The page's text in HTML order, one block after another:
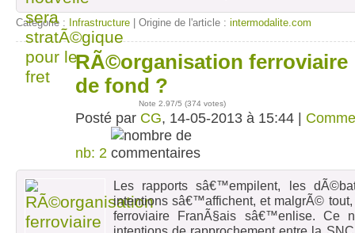
Catégorie : Infrastructure | Origine de l'article : intermodalite.com
14
mai
RÃ©organisation ferroviaire
de fond ?
Note 2.97/5 (374 votes)
Posté par CG, 14-05-2013 à 15:44 |
nb: 2
Les rapports sâ€™empilent, les
intentions sâ€™affichent, et malgrÃ© tout,
ferroviaire FranÃ§ais sâ€™enlise. Ce